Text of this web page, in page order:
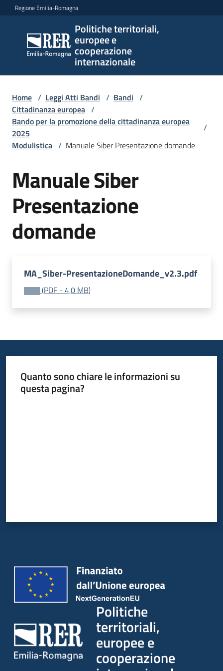
Vai al contenuto
Vai alla navigazione
Vai al footer
Regione Emilia-Romagna
Politiche territoriali,
europee e
cooperazione
internazionale
Politiche
territoriali,
europee e
cooperazione
Argomenti
Servizi
Leggi
Menu selezionato
Piani
Programmi
Progetti
Nucleo
valutazione
Home / Leggi Atti Bandi / Bandi /
Cittadinanza europea /
Bando per la promozione della cittadinanza europea
2025
/
Modulistica / Manuale Siber Presentazione domande
Manuale Siber
Presentazione
domande
MA_Siber-PresentazioneDomande_v2.3.pdf
(PDF - 4,0 MB)
Quanto sono chiare le informazioni su
questa pagina?
Politiche
territoriali,
europee e
cooperazione